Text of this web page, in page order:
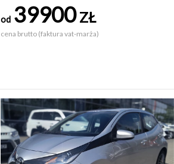
od 39900ZŁ
cena brutto (faktura vat-marża)